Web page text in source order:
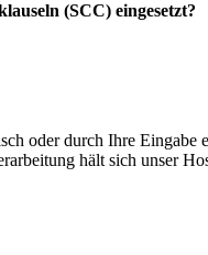
(SCC) eingesetzt?
oder durch Ihre
hält sich unser